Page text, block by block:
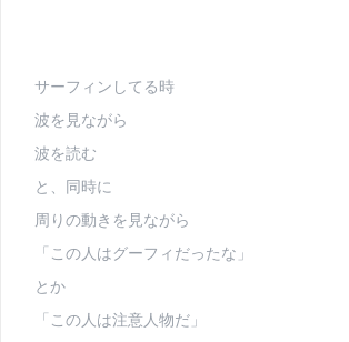
サーフィンしてる時
波を見ながら
波を読む
と、同時に
周りの動きを見ながら
「この人はグーフィだったな」
とか
「この人は注意人物だ」